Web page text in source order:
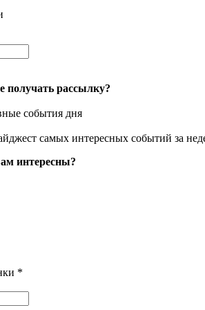
получать рассылку?
события дня
самых интересных событий за
интересны?
*